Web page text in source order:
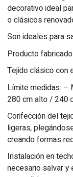
decorativo ideal
o clásicos
Son ideales para
Producto
Tejido clásico con
Límite medidas: –
280 cm alto / 240
Confección del
ligeras,
creando formas
Instalación en
necesario salvar y